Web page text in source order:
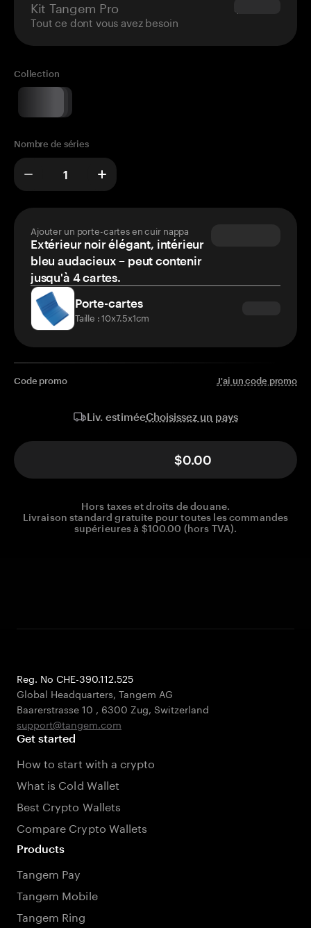
Kit Tangem Pro
Tout ce dont vous avez besoin
$180.00
Collection
Nombre de séries
Ajouter un porte-cartes en cuir nappa
Extérieur noir élégant, intérieur
bleu audacieux – peut contenir
jusqu'à 4 cartes.
Porte-cartes
Taille : 10x7.5x1cm
Code promo J'ai un code promo
Liv. estiméeChoisissez un pays
$0.00
Hors taxes et droits de douane.
Livraison standard gratuite pour toutes les commandes
supérieures à $100.00 (hors TVA).
Reg. No CHE-390.112.525
Global Headquarters, Tangem AG
Baarerstrasse 10 , 6300 Zug, Switzerland
support@tangem.com
Get started
How to start with a crypto
What is Cold Wallet
Best Crypto Wallets
Compare Crypto Wallets
Products
Tangem Pay
Tangem Mobile
Tangem Ring